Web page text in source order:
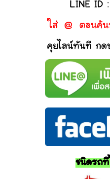
LINE ID
ใส่ @ ตอนค้น
คุยไลน์ทันที กด
ชนิดรถ